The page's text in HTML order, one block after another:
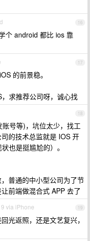
16
个 android 都比 ios 靠
17
的前景稳。
求推荐公司呀，诚心找
18
号等)，坑位太少，找工
的技术总监就是 IOS 开
也是挺尴尬的）。
普通的中小型公司为了节
前端做混合式 APP 去了
19
via iPhone
光返照，还是文艺复兴，